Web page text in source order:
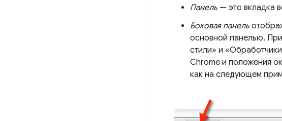
Панель — это вкладка
Боковая панель
основной панелью.
стили» и
Chrome и положения
как на следующем